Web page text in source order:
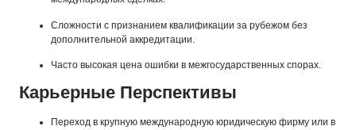
Сложности с признанием квалификации за рубежом без
дополнительной аккредитации.
Часто высокая цена ошибки в межгосударственных спорах.
Карьерные Перспективы
Переход в крупную международную юридическую фирму или в